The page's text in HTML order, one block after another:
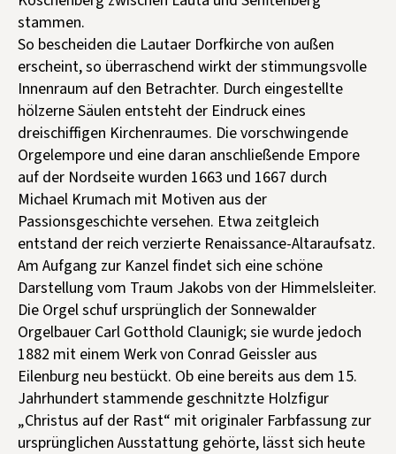
stammen.
So bescheiden die Lautaer Dorfkirche von außen
erscheint, so überraschend wirkt der stimmungsvolle
Innenraum auf den Betrachter. Durch eingestellte
hölzerne Säulen entsteht der Eindruck eines
dreischiffigen Kirchenraumes. Die vorschwingende
Orgelempore und eine daran anschließende Empore
auf der Nordseite wurden 1663 und 1667 durch
Michael Krumach mit Motiven aus der
Passionsgeschichte versehen. Etwa zeitgleich
entstand der reich verzierte Renaissance-Altaraufsatz.
Am Aufgang zur Kanzel findet sich eine schöne
Darstellung vom Traum Jakobs von der Himmelsleiter.
Die Orgel schuf ursprünglich der Sonnewalder
Orgelbauer Carl Gotthold Claunigk; sie wurde jedoch
1882 mit einem Werk von Conrad Geissler aus
Eilenburg neu bestückt. Ob eine bereits aus dem 15.
Jahrhundert stammende geschnitzte Holzfigur
„Christus auf der Rast“ mit originaler Farbfassung zur
ursprünglichen Ausstattung gehörte, lässt sich heute